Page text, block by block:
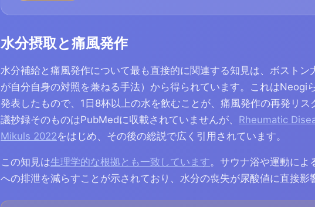
水分摂取と痛風発作
水分補給と痛風発作について最も直接的に関連する知見は、ボスト
が自分自身の対照を兼ねる手法）から得られています。これはNeogi
発表したもので、1日8杯以上の水を飲むことが、痛風発作の再発リ
議抄録そのものはPubMedに収載されていませんが、 Rheumatic
Mikuls 2022をはじめ、その後の総説で広く引用されています。
この知見は生理学的な根拠とも一致しています。サウナ浴や運動によ
への排泄を減らすことが示されており、水分の喪失が尿酸値に直接影